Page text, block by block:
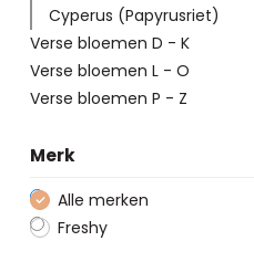
Cyperus (Papyrusriet)
Verse bloemen D - K
Verse bloemen L - O
Verse bloemen P - Z
Merk
Alle merken
Freshy